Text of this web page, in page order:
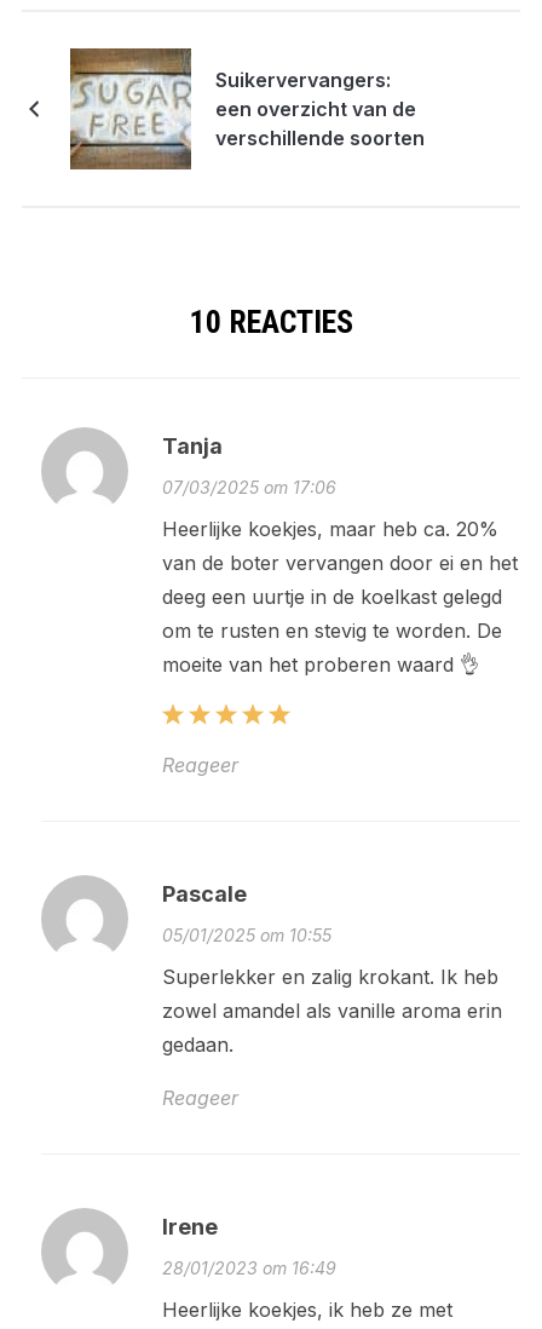
Suikervervangers:
een overzicht van de
verschillende soorten
10 REACTIES
Tanja
07/03/2025 om 17:06
Heerlijke koekjes, maar heb ca. 20%
van de boter vervangen door ei en het
deeg een uurtje in de koelkast gelegd
om te rusten en stevig te worden. De
moeite van het proberen waard 👌
Reageer
Pascale
05/01/2025 om 10:55
Superlekker en zalig krokant. Ik heb
zowel amandel als vanille aroma erin
gedaan.
Reageer
Irene
28/01/2023 om 16:49
Heerlijke koekjes, ik heb ze met